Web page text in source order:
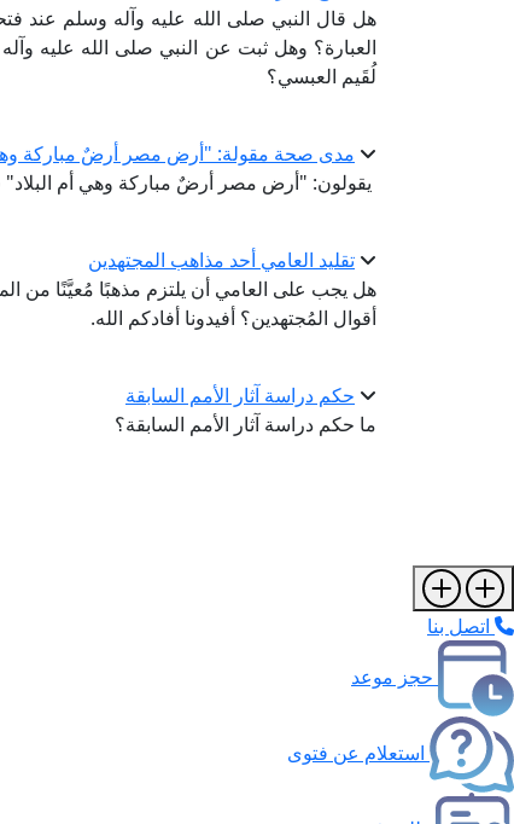
هل قال النبي صلى الله عليه وآله وسلم عند
العبارة؟ وهل ثبت عن النبي صلى الله عليه
لُقَيم العبسي؟
مدى صحة مقولة: "أرض مصر أرضٌ مباركة وهي
يقولون: "أرض مصر أرضٌ مباركة وهي أم
تقليد العامي أحد مذاهب المجتهدين
هل يجب على العامي أن يلتزم مذهبًا مُعيَّنًا من
أقوال المُجتهدين؟ أفيدونا أفادكم الله.
حكم دراسة آثار الأمم السابقة
ما حكم دراسة آثار الأمم السابقة؟
اتصل بنا
حجز موعد
استعلام عن فتوى